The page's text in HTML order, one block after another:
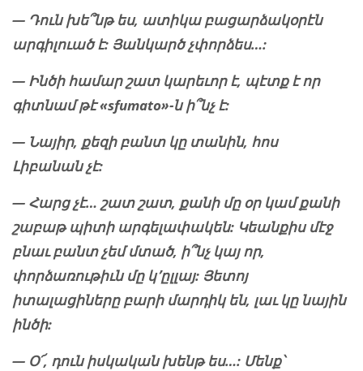
— Դուն խե՞նթ ես, ատիկա բացարձակօրէն
արգիլուած է: Յանկարծ չփորձես…:
— Ինծի համար շատ կարեւոր է, պէտք է որ
գիտնամ թէ «sfumato»-ն ի՞նչ է:
— Նայիր, քեզի բանտ կը տանին, հոս
Լիբանան չէ:
— Հարց չէ… շատ շատ, քանի մը օր կամ քանի
շաբաթ պիտի արգելափակեն: Կեանքիս մէջ
բնաւ բանտ չեմ մտած, ի՞նչ կայ որ,
փորձառութիւն մը կ՚ըլլայ: Յետոյ
իտալացիները բարի մարդիկ են, լաւ կը նային
ինծի:
— Օ՜, դուն իսկական խենթ ես…: Մենք՝